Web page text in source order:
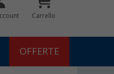
Carrello
OFFERTE